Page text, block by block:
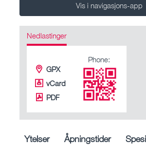
Vis i navigasjons-app
Nedlastinger
GPX
vCard
PDF
Phone:
Ytelser Åpningstider